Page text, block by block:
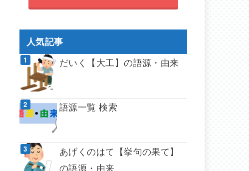
人気記事
だいく【大工】の語源・由来
語源一覧 検索
あげくのはて【挙句の果て】
の語源・由来